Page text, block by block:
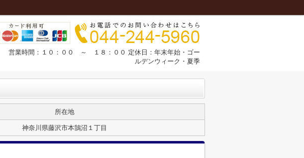
営業時間：１０：００ ～ １８：００ 定休日：年末年始・ゴー
ルデンウィーク・夏季
所在地
神奈川県藤沢市本鵠沼１丁目